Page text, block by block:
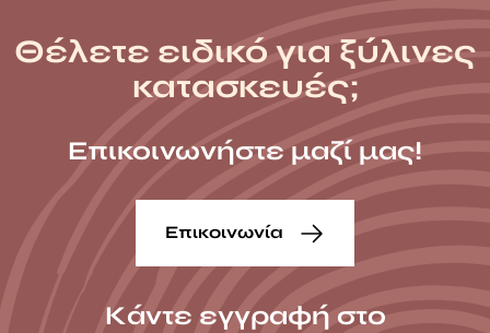
Θέλετε ειδικό για ξύλινες
κατασκευές;
Επικοινωνήστε μαζί μας!
Επικοινωνία
Κάντε εγγραφή στο